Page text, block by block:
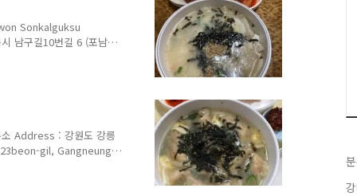
원 강릉역에서 걸어서 ..
Sonkalguksu
남구길10번길 6 (포남동
do 전화
Hand-made
는 요즘 사람들은 이런
.. Address : 강원도 강릉
gil, Gangneung-
시간 Opening Hours
가격 Menu with Prices :